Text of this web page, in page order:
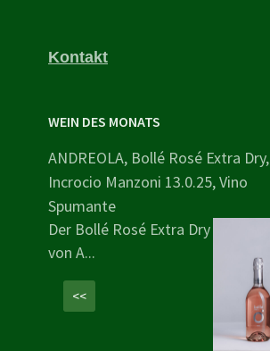
Kontakt
WEIN DES MONATS
ANDREOLA, Bollé Rosé Extra Dry,
Incrocio Manzoni 13.0.25, Vino
Spumante
Der Bollé Rosé Extra Dry
von A...
<<